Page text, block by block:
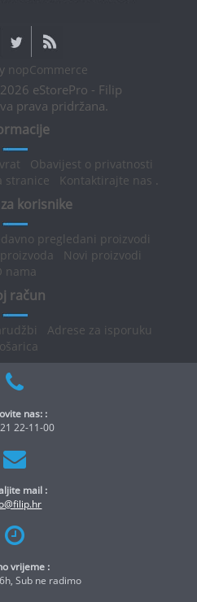
nopCommerce
eStorePro - Filip
prava pridržana.
Obavijest o privatnosti
stranice Kontaktirajte nas .
korisnike
pregledani proizvodi
Novi proizvodi
nama
račun
Adrese za isporuku
nas: :
22-11-00
mail :
vrijeme :
Sub ne radimo